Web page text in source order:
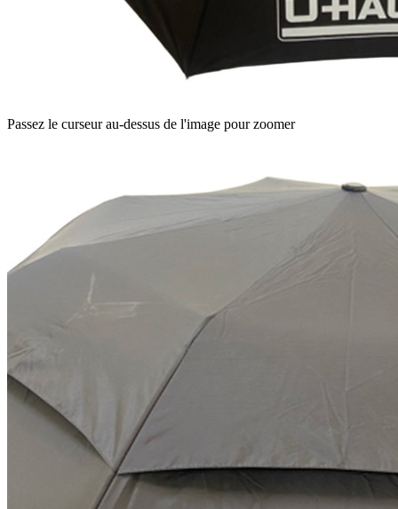
Passez le curseur au-dessus de l'image pour zoomer